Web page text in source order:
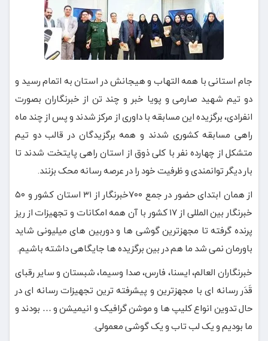
جام استانی با همه التهاب و هیجانش در استان به اتمام رسید و
دو تیم شهید صارمی و پویا خبر و چند تن از خبرنگاران بصورت
انفرادی، برگزیده این مسابقه با داوری از مرکز شدند و پس از چند ماه
راهی مسابقه کشوری شدند و همه برگزیدگان در قالب دو تیم
متشکل از چهارده نفر با کلی ذوق از استان راهی پایتخت شدند تا
بار دیگر توانمندی و ظرفیت خود را در عرصه رسانه محک بزنند.
از همان ابتدای حضور در جمع ۷۰۰خبرنگار از ۳۱ استان کشور و ۵۰
خبرنگار بین المللی از ۱۷ کشور با آن همه امکانات و تجهیزات از ریز
پرنده گرفته تا مجهزترین گوشی ها و دوربین های میلیونی شاید
باورمان نمی شد ما هم در بین برگزیده ها جایگاهی داشته باشیم.
خبرنگاران العالم، ایسنا، فارس، صدا و‌سیما، شبستان و سایر رقبای
قَدَر رسانه ای با مجهزترین و پیشرفته ترین تجهیزات رسانه ای در
حال تدوین انواع کلیپ ها و موشن گرافیک و انیمیشن و … بودند و
ما بودیم و یک لب تاب و یک گوشی معمولی.